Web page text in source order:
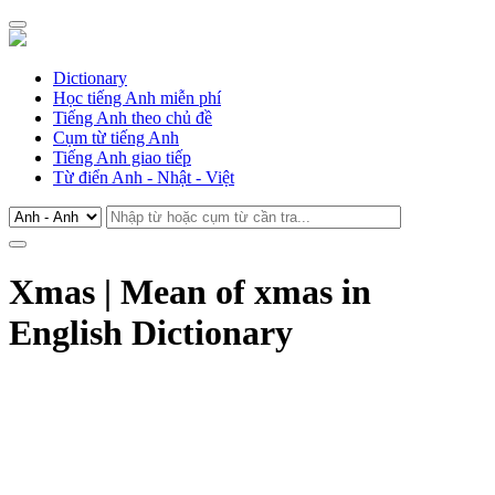
Dictionary
Học tiếng Anh miễn phí
Tiếng Anh theo chủ đề
Cụm từ tiếng Anh
Tiếng Anh giao tiếp
Từ điển Anh - Nhật - Việt
Xmas | Mean of xmas in
English Dictionary